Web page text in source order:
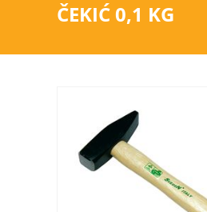
ČEKIĆ 0,1 KG